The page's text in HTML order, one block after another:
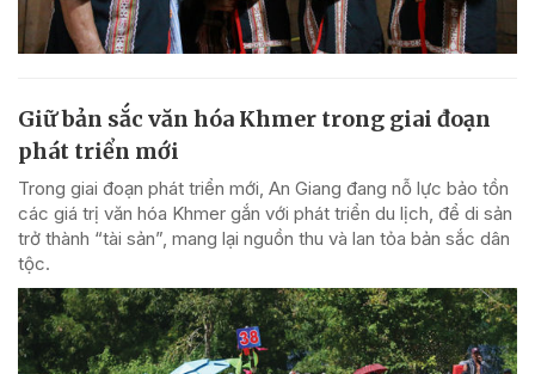
Giữ bản sắc văn hóa Khmer trong giai đoạn
phát triển mới
Trong giai đoạn phát triển mới, An Giang đang nỗ lực bảo tồn
các giá trị văn hóa Khmer gắn với phát triển du lịch, để di sản
trở thành “tài sản”, mang lại nguồn thu và lan tỏa bản sắc dân
tộc.